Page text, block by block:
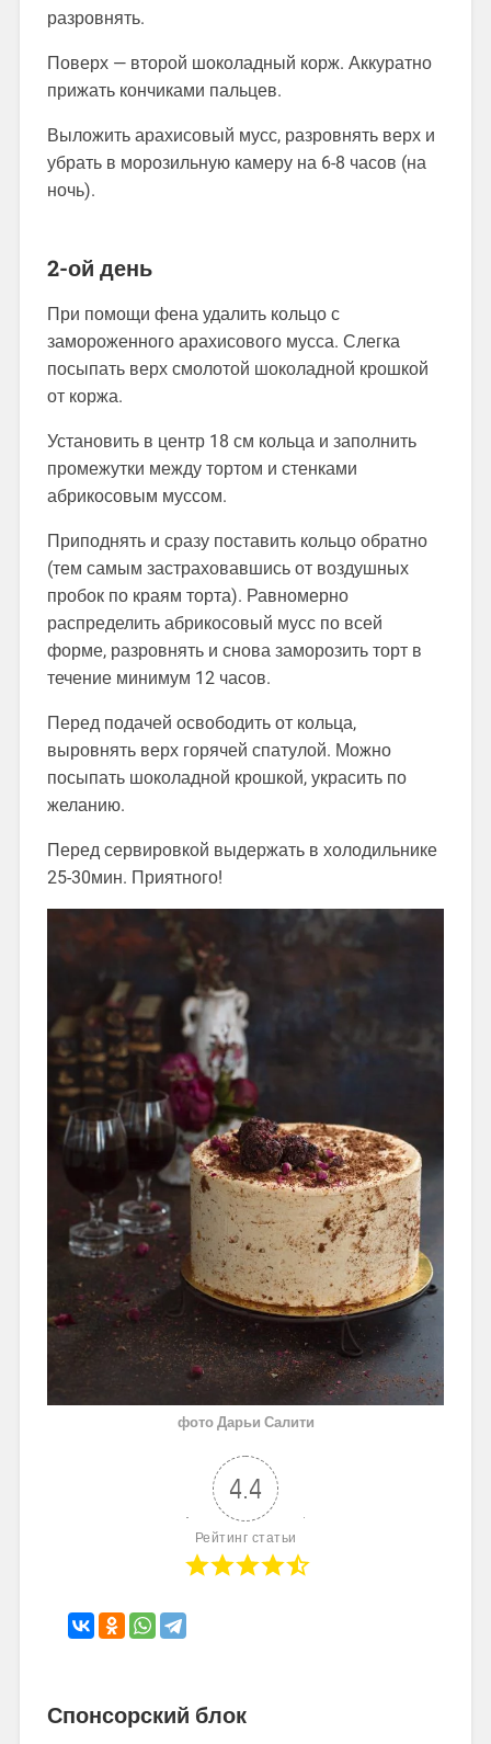
разровнять.
Поверх — второй шоколадный корж. Аккуратно
прижать кончиками пальцев.
Выложить арахисовый мусс, разровнять верх и
убрать в морозильную камеру на 6-8 часов (на
ночь).
2-ой день
При помощи фена удалить кольцо с
замороженного арахисового мусса. Слегка
посыпать верх смолотой шоколадной крошкой
от коржа.
Установить в центр 18 см кольца и заполнить
промежутки между тортом и стенками
абрикосовым муссом.
Приподнять и сразу поставить кольцо обратно
(тем самым застраховавшись от воздушных
пробок по краям торта). Равномерно
распределить абрикосовый мусс по всей
форме, разровнять и снова заморозить торт в
течение минимум 12 часов.
Перед подачей освободить от кольца,
выровнять верх горячей спатулой. Можно
посыпать шоколадной крошкой, украсить по
желанию.
Перед сервировкой выдержать в холодильнике
25-30мин. Приятного!
фото Дарьи Салити
4.4
Рейтинг статьи
Спонсорский блок